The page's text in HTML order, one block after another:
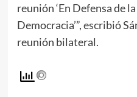
reunión ‘En Defensa de la
Democracia’”,escribió
reunión bilateral.